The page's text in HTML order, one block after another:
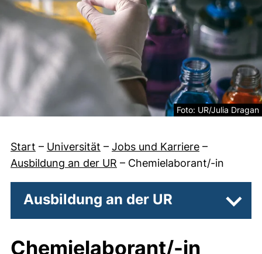
Rechtliche
Foto: UR/Julia Dragan
Start – Universität – Jobs und Karriere –
Ausbildung an der UR – Chemielaborant/-in
Ausbildung an der UR
Chemielaborant/-in